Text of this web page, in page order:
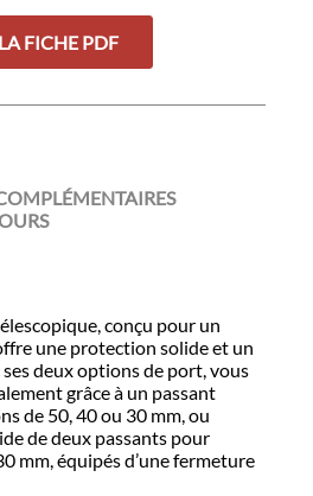
FICHE PDF
conçu pour un
une protection solide et un
deux options de port, vous
grâce à un passant
de 50, 40 ou 30 mm, ou
de deux passants pour
mm, équipés d’une fermeture